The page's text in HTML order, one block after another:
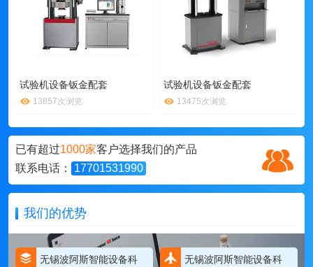
试验机设备钣金配套
13857次浏览
试验机设备钣金配套
13475次浏览
已有超过1000家客户选择我们的产品
联系电话：
17701531990
我们的优势
无锡波阿斯智能设备科
无锡波阿斯智能设备科